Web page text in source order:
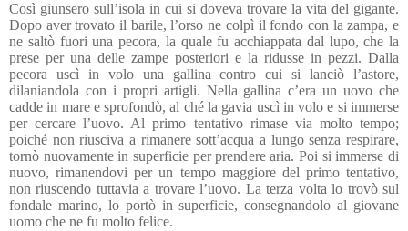
Così giunsero sull’isola in cui si doveva trovare la vita del gigante.
Dopo aver trovato il barile, l’orso ne colpì il fondo con la zampa, e
ne saltò fuori una pecora, la quale fu acchiappata dal lupo, che la
prese per una delle zampe posteriori e la ridusse in pezzi. Dalla
pecora uscì in volo una gallina contro cui si lanciò l’astore,
dilaniandola con i propri artigli. Nella gallina c’era un uovo che
cadde in mare e sprofondò, al ché la gavia uscì in volo e si immerse
per cercare l’uovo. Al primo tentativo rimase via molto tempo;
poiché non riusciva a rimanere sott’acqua a lungo senza respirare,
tornò nuovamente in superficie per prendere aria. Poi si immerse di
nuovo, rimanendovi per un tempo maggiore del primo tentativo,
non riuscendo tuttavia a trovare l’uovo. La terza volta lo trovò sul
fondale marino, lo portò in superficie, consegnandolo al giovane
uomo che ne fu molto felice.